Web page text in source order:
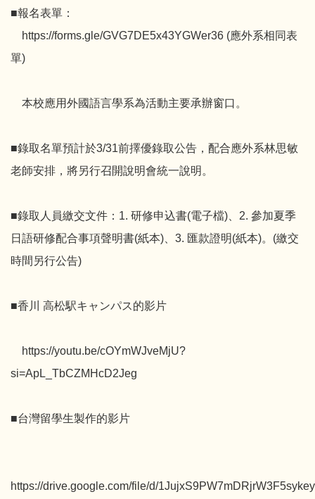
■報名表單：
https://forms.gle/GVG7DE5x43YGWer36 (應外系相同表
單)
本校應用外國語言學系為活動主要承辦窗口。
■錄取名單預計於3/31前擇優錄取公告，配合應外系林思敏
老師安排，將另行召開說明會統一說明。
■錄取人員繳交文件：1. 研修申込書(電子檔)、2. 參加夏季
日語研修配合事項聲明書(紙本)、3. 匯款證明(紙本)。(繳交
時間另行公告)
■香川 高松駅キャンパス的影片
https://youtu.be/cOYmWJveMjU?
si=ApL_TbCZMHcD2Jeg
■台灣留學生製作的影片
https://drive.google.com/file/d/